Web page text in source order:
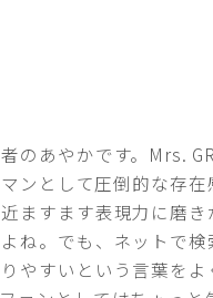
のあやかです。Mrs.
ンとして圧倒的な存在
ますます表現力に磨き
ね。でも、ネットで検
やすいという言葉をよ